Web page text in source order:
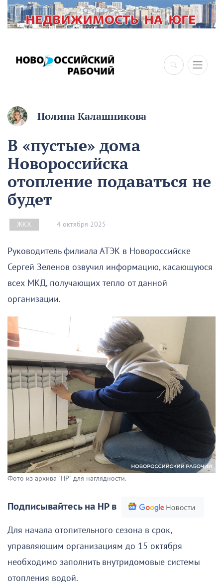
×
Полина Калашникова
В «пустые» дома
Новороссийска
отопление подаваться не
будет
ЖКХ 4 октября 2025
Руководитель филиала АТЭК в Новороссийске
Сергей Зеленов озвучил информацию, касающуюся
всех МКД, получающих тепло от данной
организации.
Фото из архива "НР" для наглядности.
Подписывайтесь на НР в
Для начала отопительного сезона в срок,
управляющим организациям до 15 октября
необходимо заполнить внутридомовые системы
отопления водой.